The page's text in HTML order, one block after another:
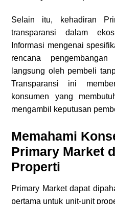
Selain itu, kehadiran
transparansi dalam
Informasi mengenai
rencana
langsung oleh pembeli
Transparansi ini
konsumen yang
mengambil keputusan
Memahami
Primary Market
Properti
Primary Market dapat
pertama untuk unit-unit